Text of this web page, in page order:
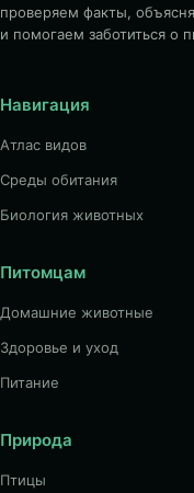
проверяем факты,
и помогаем заботиться о
Навигация
Атлас видов
Среды обитания
Биология животных
Питомцам
Домашние животные
Здоровье и уход
Питание
Природа
Птицы